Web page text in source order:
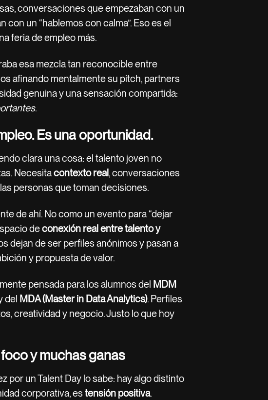
conversaciones que empezaban con un
con un “hablemos con calma”. Eso es el
feria de empleo más.
esa mezcla tan reconocible entre
afinando mentalmente su pitch, partners
genuina y una sensación compartida:
.
Es una oportunidad.
clara una cosa: el talento joven no
Necesitacontexto real, conversaciones
personas que toman decisiones.
de ahí. No como un evento para “dejar
deconexión real entre talento y
dejan de ser perfiles anónimos y pasan a
y propuesta de valor.
pensada para los alumnos del MDM
del MDA (Master in Data Analytics). Perfiles
creatividad y negocio. Justo lo que hoy
y muchas ganas
por un Talent Day lo sabe: hay algo distinto
corporativa, es tensión positiva.